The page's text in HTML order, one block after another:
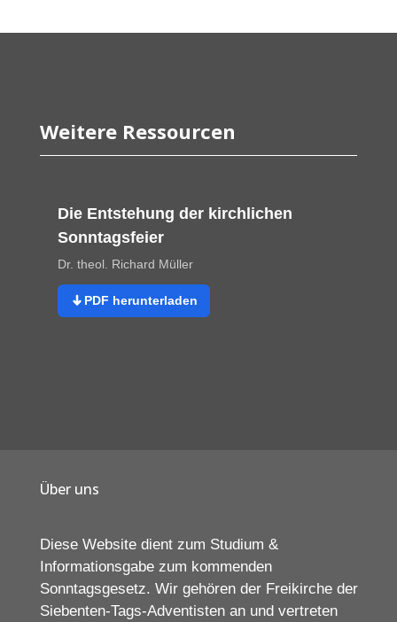
Weitere Ressourcen
Die Entstehung der kirchlichen
Sonntagsfeier
Dr. theol. Richard Müller
PDF herunterladen
Über uns
Diese Website dient zum Studium &
Informationsgabe zum kommenden
Sonntagsgesetz. Wir gehören der Freikirche der
Siebenten-Tags-Adventisten an und vertreten